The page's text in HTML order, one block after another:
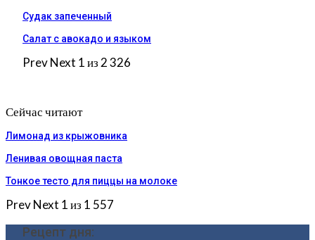
Судак запеченный
Салат с авокадо и языком
PrevNext 1 из 2 326
Сейчас читают
Лимонад из крыжовника
Ленивая овощная паста
Тонкое тесто для пиццы на молоке
PrevNext 1 из 1 557
Рецепт дня: